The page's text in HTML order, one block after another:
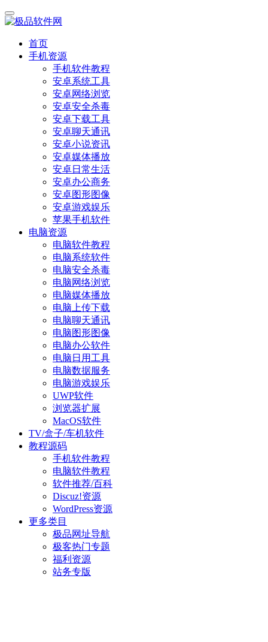
首页
手机资源
手机软件教程
安卓系统工具
安卓网络浏览
安卓安全杀毒
安卓下载工具
安卓聊天通讯
安卓小说资讯
安卓媒体播放
安卓日常生活
安卓办公商务
安卓图形图像
安卓游戏娱乐
苹果手机软件
电脑资源
电脑软件教程
电脑系统软件
电脑安全杀毒
电脑网络浏览
电脑媒体播放
电脑上传下载
电脑聊天通讯
电脑图形图像
电脑办公软件
电脑日用工具
电脑数据服务
电脑游戏娱乐
UWP软件
浏览器扩展
MacOS软件
TV/盒子/车机软件
教程源码
手机软件教程
电脑软件教程
软件推荐/百科
Discuz!资源
WordPress资源
更多类目
极品网址导航
极客热门专题
福利资源
站务专版